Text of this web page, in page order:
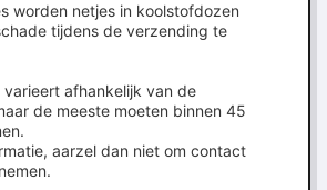
worden netjes in koolstofdozen
tijdens de verzending te
afhankelijk van de
de meeste moeten binnen 45
aarzel dan niet om contact